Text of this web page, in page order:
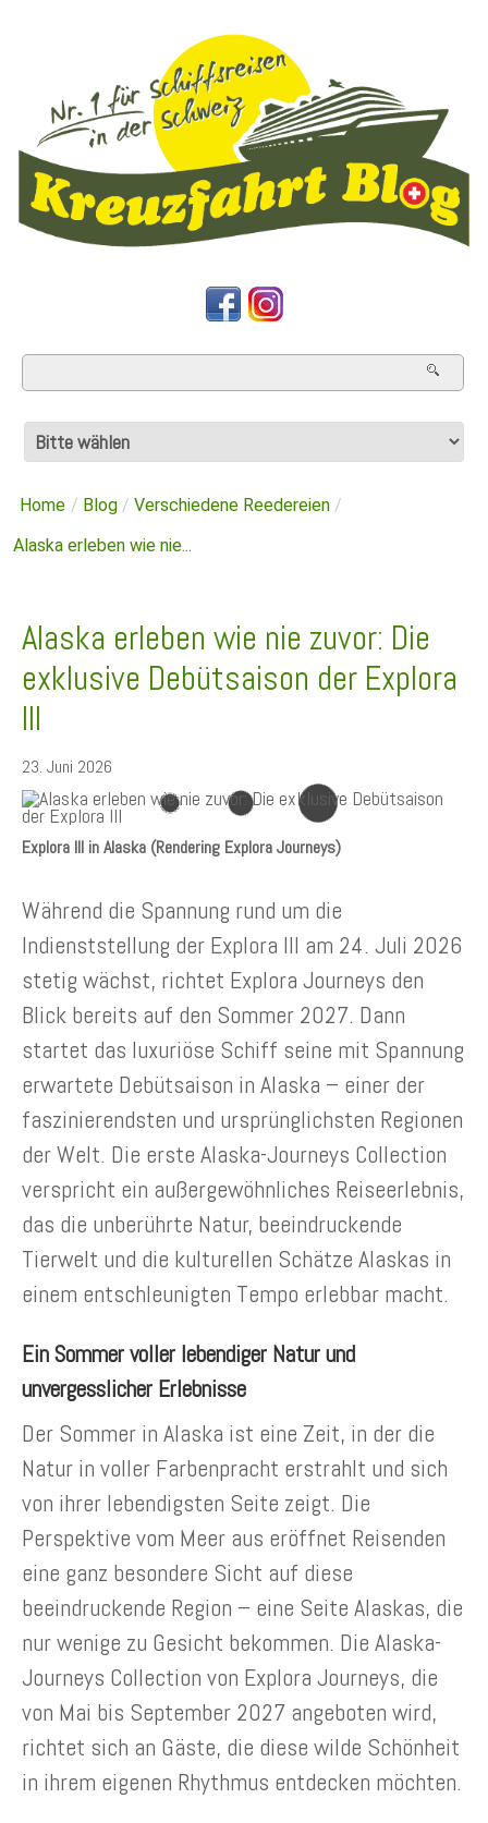
Home / Blog / Verschiedene Reedereien /
Alaska erleben wie nie...
Alaska erleben wie nie zuvor: Die
exklusive Debütsaison der Explora
III
23. Juni 2026
Explora III in Alaska (Rendering Explora Journeys)
Während die Spannung rund um die
Indienststellung der Explora III am 24. Juli 2026
stetig wächst, richtet Explora Journeys den
Blick bereits auf den Sommer 2027. Dann
startet das luxuriöse Schiff seine mit Spannung
erwartete Debütsaison in Alaska – einer der
faszinierendsten und ursprünglichsten Regionen
der Welt. Die erste Alaska-Journeys Collection
verspricht ein außergewöhnliches Reiseerlebnis,
das die unberührte Natur, beeindruckende
Tierwelt und die kulturellen Schätze Alaskas in
einem entschleunigten Tempo erlebbar macht.
Ein Sommer voller lebendiger Natur und
unvergesslicher Erlebnisse
Der Sommer in Alaska ist eine Zeit, in der die
Natur in voller Farbenpracht erstrahlt und sich
von ihrer lebendigsten Seite zeigt. Die
Perspektive vom Meer aus eröffnet Reisenden
eine ganz besondere Sicht auf diese
beeindruckende Region – eine Seite Alaskas, die
nur wenige zu Gesicht bekommen. Die Alaska-
Journeys Collection von Explora Journeys, die
von Mai bis September 2027 angeboten wird,
richtet sich an Gäste, die diese wilde Schönheit
in ihrem eigenen Rhythmus entdecken möchten.